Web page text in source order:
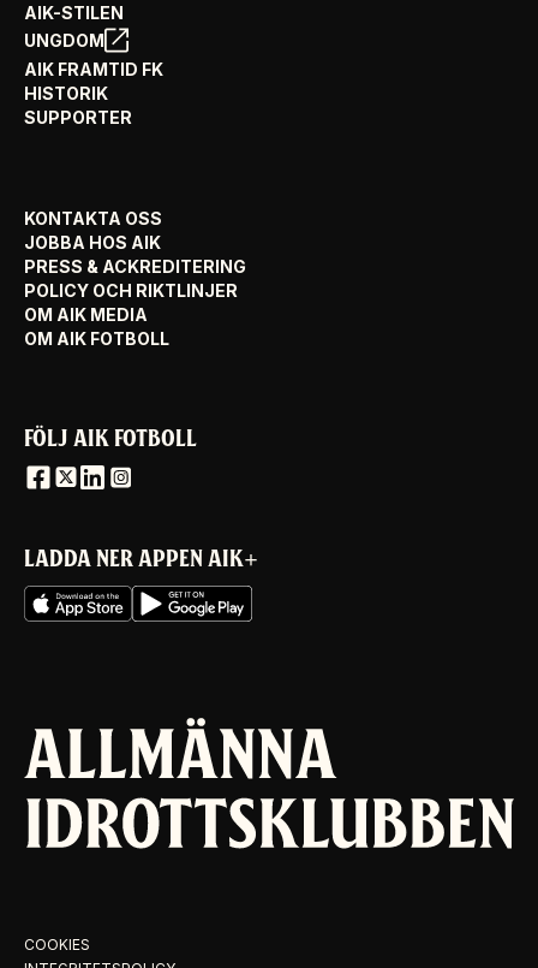
AIK-STILEN
UNGDOM
AIK FRAMTID FK
HISTORIK
SUPPORTER
KONTAKTA OSS
JOBBA HOS AIK
PRESS & ACKREDITERING
POLICY OCH RIKTLINJER
OM AIK MEDIA
OM AIK FOTBOLL
FÖLJ AIK FOTBOLL
LADDA NER APPEN AIK+
COOKIES